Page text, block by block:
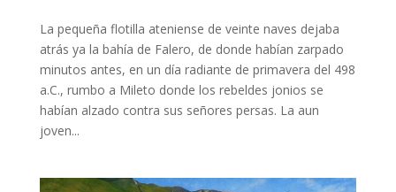
La pequeña flotilla ateniense de veinte naves dejaba
atrás ya la bahía de Falero, de donde habían zarpado
minutos antes, en un día radiante de primavera del 498
a.C., rumbo a Mileto donde los rebeldes jonios se
habían alzado contra sus señores persas. La aun
joven...